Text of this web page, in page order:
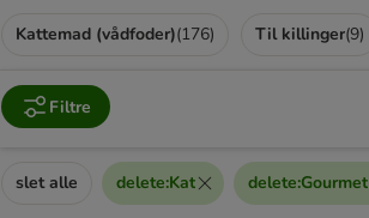
Kattemad (vådfoder)(176) Til killinger(9)
Filtre
slet alle delete:Kat delete:Gourmet